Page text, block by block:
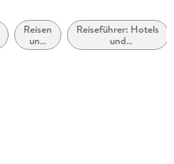
Reisen
und
Urlaub
Reiseführer: Hotels
und
Urlaubsunterkünfte